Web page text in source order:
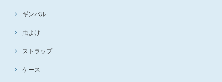
ギンバル
虫よけ
ストラップ
ケース